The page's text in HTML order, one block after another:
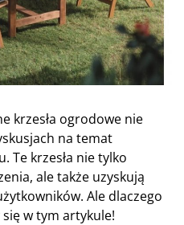
krzesła ogrodowe nie
na temat
Te krzesła nie tylko
ale także uzyskują
Ale dlaczego
w tym artykule!